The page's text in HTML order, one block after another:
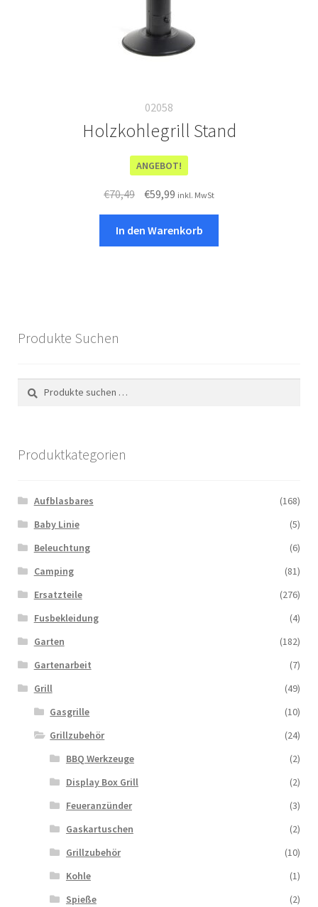
02058
Holzkohlegrill Stand
ANGEBOT!
€70,49
Ursprünglicher
war:
€70,49
€59,99Aktueller
ist:
€59,99.
inkl. MwSt
In den Warenkorb
Produkte Suchen
nach:
Produktkategorien
Aufblasbares
(168)
Baby Linie
(5)
Beleuchtung
(6)
Camping
(81)
Ersatzteile
(276)
Fusbekleidung
(4)
Garten
(182)
Gartenarbeit
(7)
Grill
(49)
Gasgrille
(10)
Grillzubehör
(24)
BBQ Werkzeuge
(2)
Display Box Grill
(2)
Feueranzünder
(3)
Gaskartuschen
(2)
Grillzubehör
(10)
Kohle
(1)
Spieße
(2)